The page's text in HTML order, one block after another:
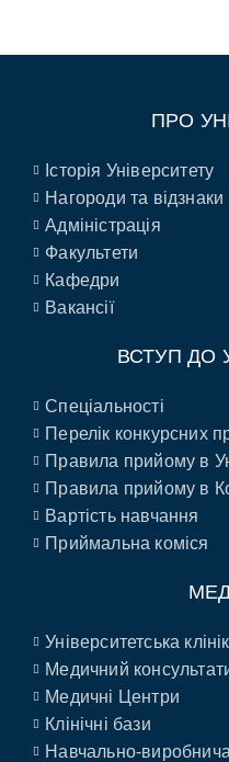
ПРО
Історія Університету
Нагороди та відзнаки
Адміністрація
Факультети
Кафедри
Вакансії
ВСТУП ДО
Спеціальності
Перелік конкурсних
Правила прийому в
Правила прийому в
Вартість навчання
Приймальна коміся
Університетська
Медичний
Медичні Центри
Клінічні бази
Навчально-